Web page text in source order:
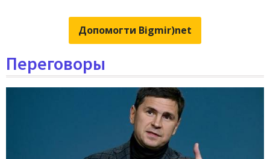
Допомогти Bigmir)net
Переговоры